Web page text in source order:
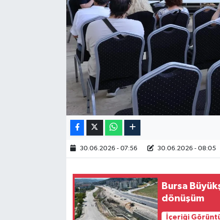
30.06.2026 - 07:56 30.06.2026 - 08:05
Bursa
dönüşüm
İçeriği
RESMİ İLAN